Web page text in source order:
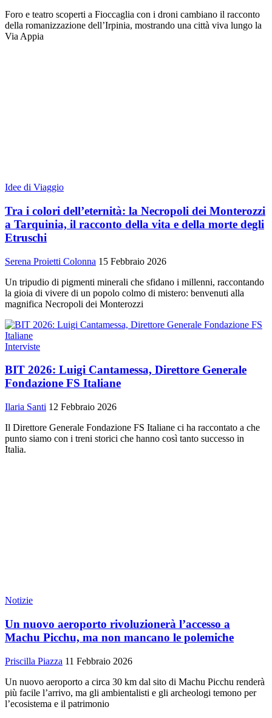
Foro e teatro scoperti a Fioccaglia con i droni cambiano il racconto
della romanizzazione dell’Irpinia, mostrando una città viva lungo la
Via Appia
Idee di Viaggio
Tra i colori dell’eternità: la Necropoli dei Monterozzi
a Tarquinia, il racconto della vita e della morte degli
Etruschi
Serena Proietti Colonna 15 Febbraio 2026
Un tripudio di pigmenti minerali che sfidano i millenni, raccontando
la gioia di vivere di un popolo colmo di mistero: benvenuti alla
magnifica Necropoli dei Monterozzi
Interviste
BIT 2026: Luigi Cantamessa, Direttore Generale
Fondazione FS Italiane
Ilaria Santi 12 Febbraio 2026
Il Direttore Generale Fondazione FS Italiane ci ha raccontato a che
punto siamo con i treni storici che hanno così tanto successo in
Italia.
Notizie
Un nuovo aeroporto rivoluzionerà l’accesso a
Machu Picchu, ma non mancano le polemiche
Priscilla Piazza 11 Febbraio 2026
Un nuovo aeroporto a circa 30 km dal sito di Machu Picchu renderà
più facile l’arrivo, ma gli ambientalisti e gli archeologi temono per
l’ecosistema e il patrimonio